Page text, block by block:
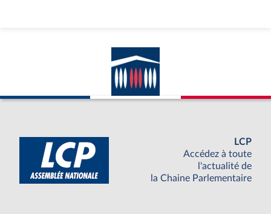
LCP
Accédez à toute
l'actualité de
la Chaine Parlementaire